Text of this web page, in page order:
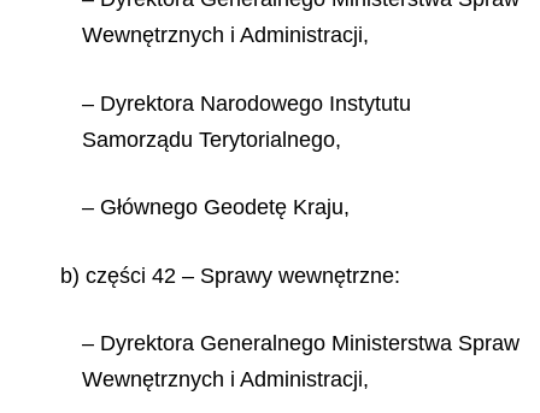
Wewnętrznych i Administracji,
– Dyrektora Narodowego Instytutu
Samorządu Terytorialnego,
– Głównego Geodetę Kraju,
b) części 42 – Sprawy wewnętrzne:
– Dyrektora Generalnego Ministerstwa Spraw
Wewnętrznych i Administracji,